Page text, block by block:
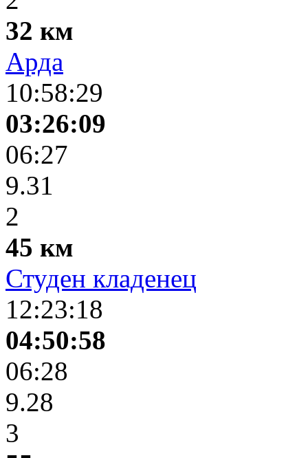
32 км
Арда
10:58:29
03:26:09
06:27
9.31
2
45 км
Студен кладенец
12:23:18
04:50:58
06:28
9.28
3